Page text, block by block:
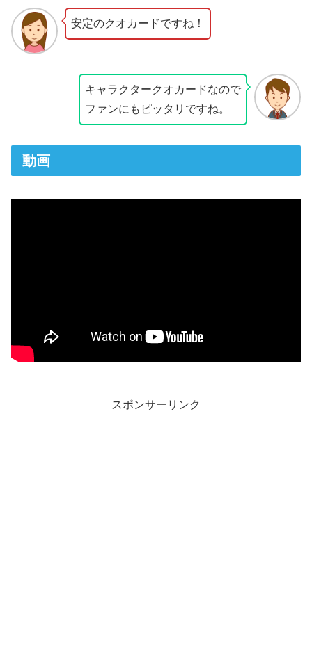
安定のクオカードですね！
キャラクタークオカードなので
ファンにもピッタリですね。
動画
スポンサーリンク